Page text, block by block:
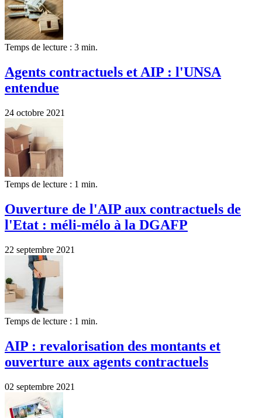
Temps de lecture : 3 min.
Agents contractuels et AIP : l'UNSA
entendue
24 octobre 2021
Temps de lecture : 1 min.
Ouverture de l'AIP aux contractuels de
l'Etat : méli-mélo à la DGAFP
22 septembre 2021
Temps de lecture : 1 min.
AIP : revalorisation des montants et
ouverture aux agents contractuels
02 septembre 2021